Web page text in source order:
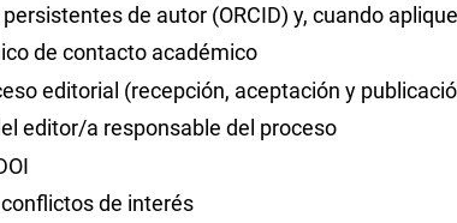
de autor (ORCID) y, cuando
de contacto académico
editorial (recepción, aceptación y
editor/a responsable del proceso
de interés